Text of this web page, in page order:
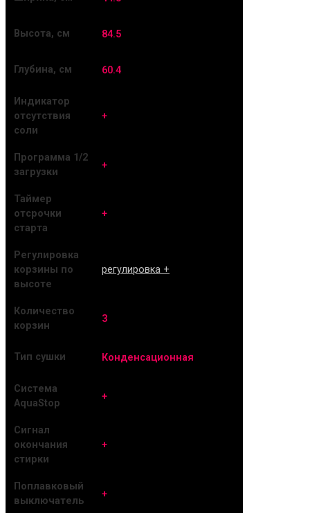
Высота, см 84.5
Глубина, см 60.4
Индикатор
отсутствия
соли
+
Программа 1/2
загрузки
+
Таймер
отсрочки
старта
+
Регулировка
корзины по
высоте
регулировка +
Количество
корзин
3
Тип сушки Конденсационная
Система
AquaStop
+
Сигнал
окончания
стирки
+
Поплавковый
выключатель
+